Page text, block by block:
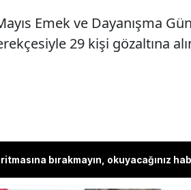
Emek ve Dayanışma
29 kişi gözaltına
bırakmayın, okuyacağınız